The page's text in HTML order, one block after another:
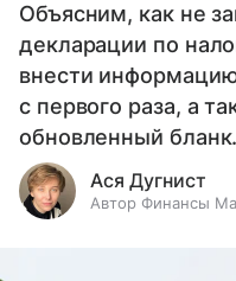
Объясним, как не
декларации по
внести
с первого раза, а
обновленный бланк.
Ася Дугнист
Автор Финансы